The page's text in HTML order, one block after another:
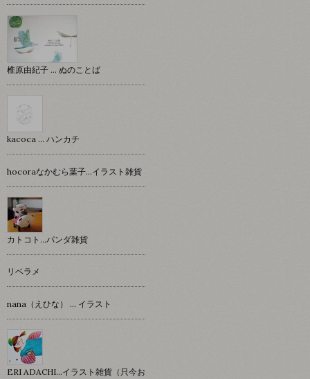
椎原由紀子 ... ぬのことば
kacoca ... ハンカチ
hocoraなかむら葉子…イラスト雑貨
カトコト…パンダ雑貨
リベラメ
nana（えひな） … イラスト
ERI ADACHI...イラスト雑貨（只今お